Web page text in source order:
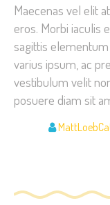
Maecenas vel elit
eros. Morbi iaculis
sagittis
varius ipsum, ac
vestibulum velit
posuere diam sit